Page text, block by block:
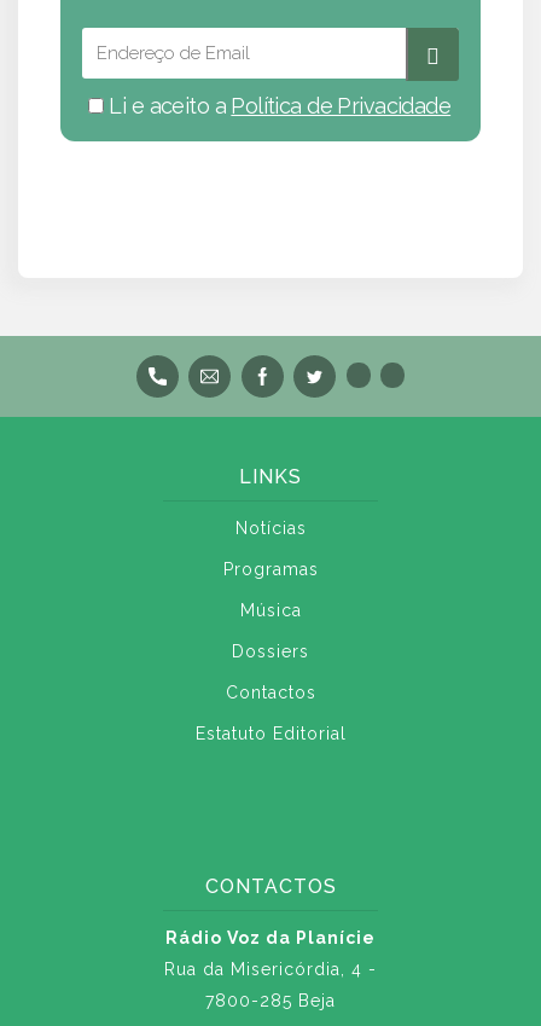
Li e aceito a Política de Privacidade
LINKS
Notícias
Programas
Música
Dossiers
Contactos
Estatuto Editorial
CONTACTOS
Rádio Voz da Planície
Rua da Misericórdia, 4 -
7800-285 Beja